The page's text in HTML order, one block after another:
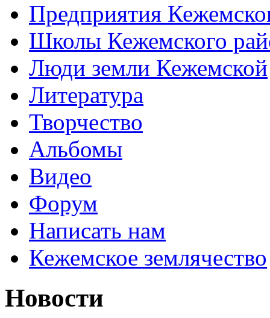
Предприятия
Школы Кежемского
Люди земли Кежемской
Литература
Творчество
Альбомы
Видео
Форум
Написать нам
Кежемское землячество
Новости